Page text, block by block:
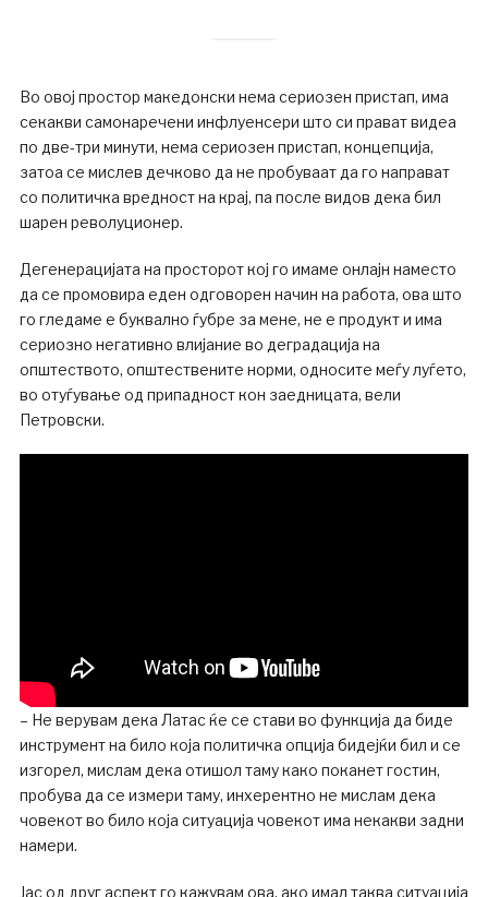
Во овој простор македонски нема сериозен пристап, има
секакви самонаречени инфлуенсери што си прават видеа
по две-три минути, нема сериозен пристап, концепција,
затоа се мислев дечково да не пробуваат да го направат
со политичка вредност на крај, па после видов дека бил
шарен револуционер.
Дегенерацијата на просторот кој го имаме онлајн наместо
да се промовира еден одговорен начин на работа, ова што
го гледаме е буквално ѓубре за мене, не е продукт и има
сериозно негативно влијание во деградација на
општеството, општествените норми, односите меѓу луѓето,
во отуѓување од припадност кон заедницата, вели
Петровски.
– Не верувам дека Латас ќе се стави во функција да биде
инструмент на било која политичка опција бидејќи бил и се
изгорел, мислам дека отишол таму како поканет гостин,
пробува да се измери таму, инхерентно не мислам дека
човекот во било која ситуација човекот има некакви задни
намери.
Јас од друг аспект го кажувам ова, ако имал таква ситуација